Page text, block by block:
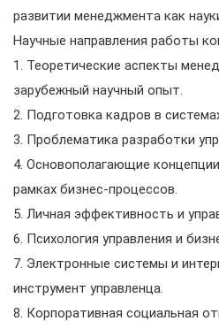
развитии менеджмента как
Научные направления работы
1. Теоретические аспекты
зарубежный научный опыт.
2. Подготовка кадров в
3. Проблематика разработки
4. Основополагающие
рамках бизнес-процессов.
5. Личная эффективность и
6. Психология управления и
7. Электронные системы и
инструмент управленца.
8. Корпоративная социальная